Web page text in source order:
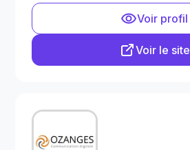
Voir profil
Voir le site